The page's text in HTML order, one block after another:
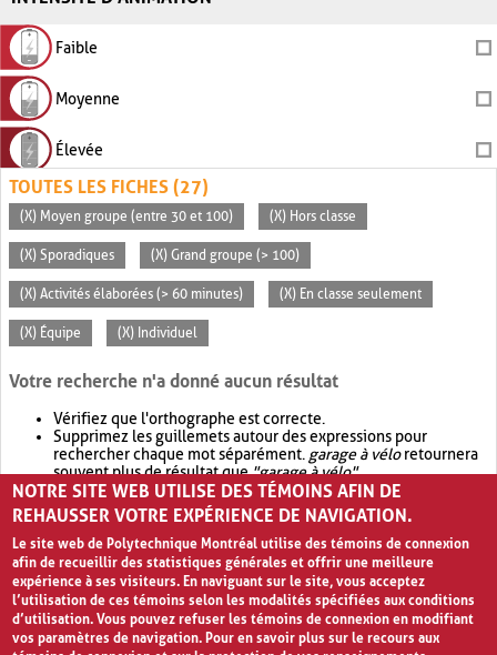
Faible
Moyenne
Élevée
TOUTES LES FICHES (27)
(X) Moyen groupe (entre 30 et 100) (X) Hors classe
(X) Sporadiques (X) Grand groupe (> 100)
(X) Activités élaborées (> 60 minutes) (X) En classe seulement
(X) Équipe (X) Individuel
Votre recherche n'a donné aucun résultat
Vérifiez que l'orthographe est correcte.
Supprimez les guillemets autour des expressions pour
rechercher chaque mot séparément. garage à véloretournera
souvent plus de résultat que"garage à vélo".
Envisagez d'élargir votre recherche avec OR.garage OR vélo
retournera souvent plus de résultat quegarage à vélo
NOTRE SITE WEB UTILISE DES TÉMOINS AFIN DE
REHAUSSER VOTRE EXPÉRIENCE DE NAVIGATION.
Le site web de Polytechnique Montréal utilise des témoins de connexion
afin de recueillir des statistiques générales et offrir une meilleure
expérience à ses visiteurs. En naviguant sur le site, vous acceptez
l’utilisation de ces témoins selon les modalités spécifiées aux conditions
d’utilisation. Vous pouvez refuser les témoins de connexion en modifiant
vos paramètres de navigation. Pour en savoir plus sur le recours aux